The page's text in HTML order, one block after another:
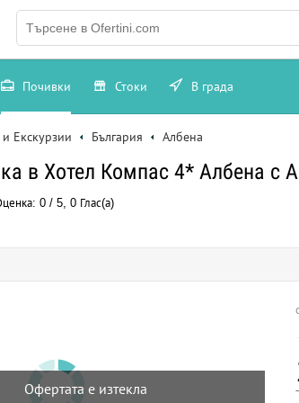
Почивки Стоки В града
Екскурзии България Албена
в Хотел Компас 4* Албена с
0 / 5, 0 Глас(а)
Офертата е изтекла